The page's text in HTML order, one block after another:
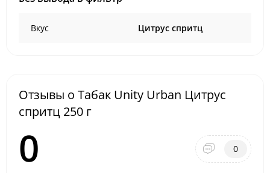
Вкус Цитрус спритц
Отзывы о Табак Unity Urban Цитрус
спритц 250 г
0 0